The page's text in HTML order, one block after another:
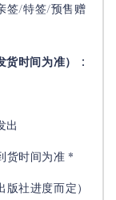
签/特签/预售赠
货时间为准） ：
出
货时间为准 *
版社进度而定）